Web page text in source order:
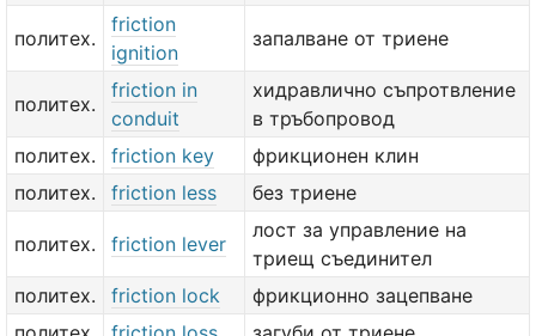
политех.
friction
ignition
запалване от триене
политех.
friction in
conduit
хидравлично съпротвление
в тръбопровод
политех.
friction key
фрикционен клин
политех.
friction less без триене
политех. friction lever
лост за управление на
триещ съединител
политех.
friction lock
фрикционно зацепване